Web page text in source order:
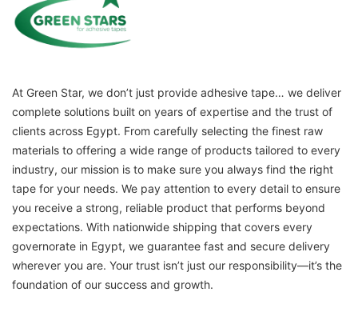
At Green Star, we don’t just provide adhesive tape… we deliver
complete solutions built on years of expertise and the trust of
clients across Egypt. From carefully selecting the finest raw
materials to offering a wide range of products tailored to every
industry, our mission is to make sure you always find the right
tape for your needs. We pay attention to every detail to ensure
you receive a strong, reliable product that performs beyond
expectations. With nationwide shipping that covers every
governorate in Egypt, we guarantee fast and secure delivery
wherever you are. Your trust isn’t just our responsibility—it’s the
foundation of our success and growth.